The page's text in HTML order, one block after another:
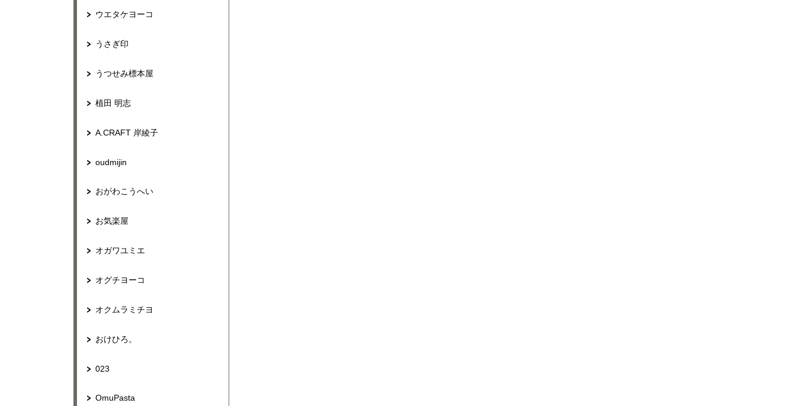
ウエタケヨーコ
うさぎ印
うつせみ標本屋
植田 明志
A.CRAFT 岸綾子
oudmijin
おがわこうへい
お気楽屋
オガワユミエ
オグチヨーコ
オクムラミチヨ
おけひろ。
023
OmuPasta